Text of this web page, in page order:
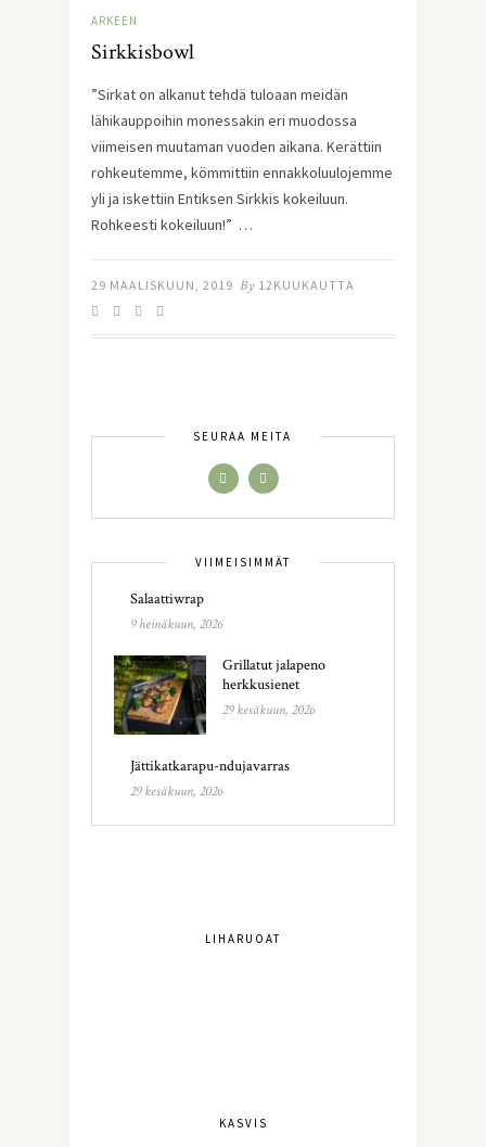
ARKEEN
Sirkkisbowl
”Sirkat on alkanut tehdä tuloaan meidän
lähikauppoihin monessakin eri muodossa
viimeisen muutaman vuoden aikana. Kerättiin
rohkeutemme, kömmittiin ennakkoluulojemme
yli ja iskettiin Entiksen Sirkkis kokeiluun.
Rohkeesti kokeiluun!” …
29 MAALISKUUN, 2019 By 12KUUKAUTTA
SEURAA MEITÄ
VIIMEISIMMÄT
Salaattiwrap
9 heinäkuun, 2026
Grillatut jalapeno
herkkusienet
29 kesäkuun, 2026
Jättikatkarapu-ndujavarras
29 kesäkuun, 2026
LIHARUOAT
KASVIS